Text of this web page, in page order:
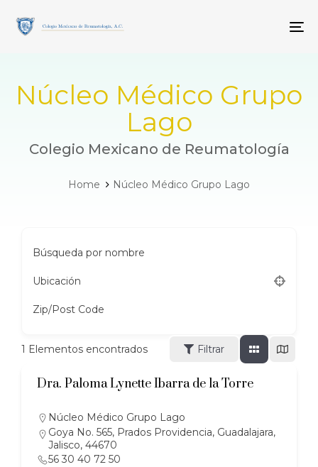
links
primary
contentNúcleo Médico Grupo
Lago
Colegio Mexicano de Reumatología
Home Núcleo Médico Grupo Lago
Búsqueda por nombre
Ubicación
Zip/Post Code
1 Elementos encontrados Filtrar
Dra. Paloma Lynette Ibarra de la Torre
Núcleo Médico Grupo Lago
Goya No. 565, Prados Providencia, Guadalajara,
Jalisco, 44670
56 30 40 72 50